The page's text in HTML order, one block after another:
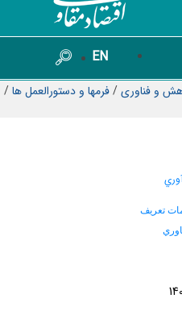
EN
و فناوری/فرمها و دستورالعمل ها/
تعريف